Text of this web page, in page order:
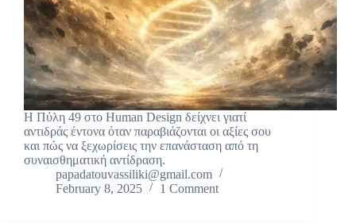
Η Πύλη 49 στο Human Design δείχνει γιατί
αντιδράς έντονα όταν παραβιάζονται οι αξίες σου
και πώς να ξεχωρίσεις την επανάσταση από τη
συναισθηματική αντίδραση.
papadatouvassiliki@gmail.com
February 8, 2025
1 Comment